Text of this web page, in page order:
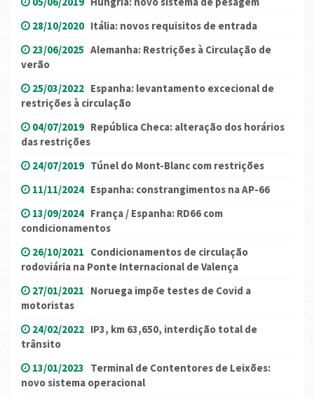
28/10/2020 Itália: novos requisitos de entrada
23/06/2025 Alemanha: Restrições à Circulação de
verão
25/03/2022 Espanha: levantamento excecional de
restrições à circulação
04/07/2019 República Checa: alteração dos horários
das restrições
24/07/2019 Túnel do Mont-Blanc com restrições
11/11/2024 Espanha: constrangimentos na AP-66
13/09/2024 França / Espanha: RD66 com
condicionamentos
26/10/2021 Condicionamentos de circulação
rodoviária na Ponte Internacional de Valença
27/01/2021 Noruega impõe testes de Covid a
motoristas
24/02/2022 IP3, km 63,650, interdição total de
trânsito
13/01/2023 Terminal de Contentores de Leixões:
novo sistema operacional